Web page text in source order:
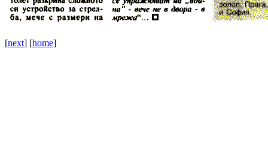
[next] [home]